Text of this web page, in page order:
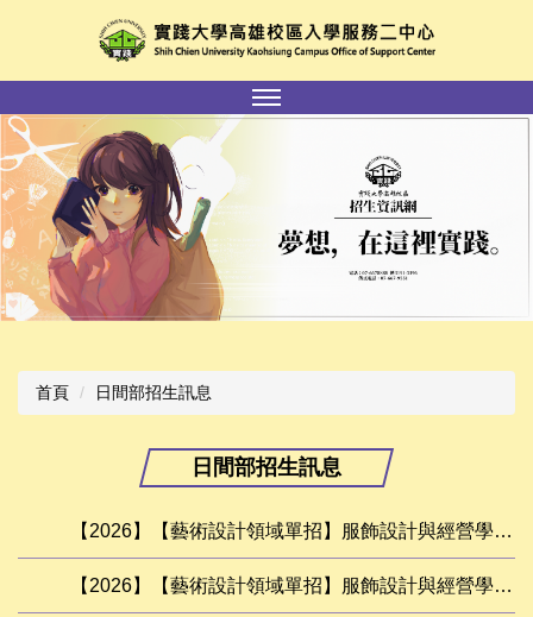
內
容
區
首頁 日間部招生訊息
日間部招生訊息
【2026】【藝術設計領域單招】服飾設計與經營學系、時尚設計學系錄取名單
【2026】【藝術設計領域單招】服飾設計與經營學系、時尚設計學系總名額